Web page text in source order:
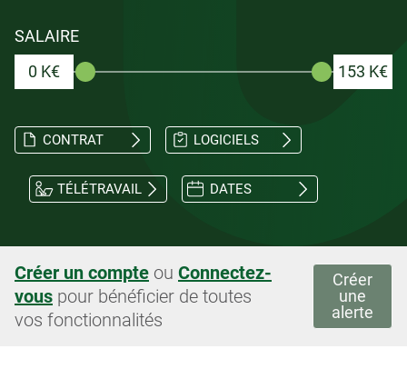
SALAIRE
0 K€
153 K€
CONTRAT LOGICIELS
TÉLÉTRAVAIL DATES
Créer un compte ou Connectez-
vous pour bénéficier de toutes
vos fonctionnalités
Créer
une
alerte